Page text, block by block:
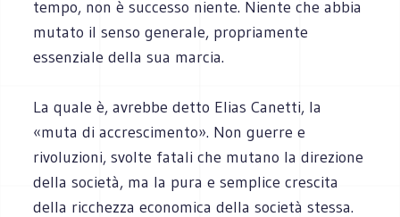
tempo, non è successo niente. Niente che abbia
mutato il senso generale, propriamente
essenziale della sua marcia.
La quale è, avrebbe detto Elias Canetti, la
«muta di accrescimento». Non guerre e
rivoluzioni, svolte fatali che mutano la direzione
della società, ma la pura e semplice crescita
della ricchezza economica della società stessa.